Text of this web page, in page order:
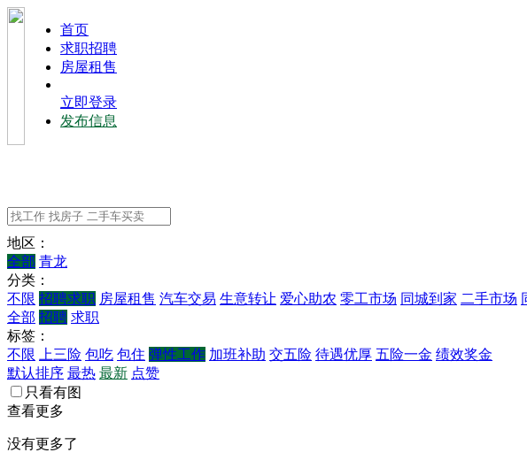
⾸⻚
求职招聘
房屋租售
立即登录
发布信息
地区：
全部 青龙
分类：
不限 招聘求职 房屋租售 汽车交易 生意转让 爱心助农 零工市场 同城到家 二手市场
全部 招聘 求职
标签：
不限
上三险 包吃 包住 弹性工作 加班补助 交五险 待遇优厚 五险一金 绩效奖金
默认排序 最热 最新 点赞
只看有图
查看更多
没有更多了